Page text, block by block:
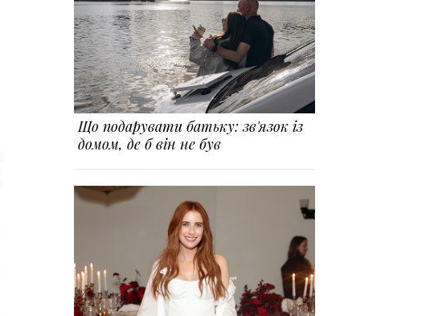
Що подарувати батьку: зв'язок із
домом, де б він не був